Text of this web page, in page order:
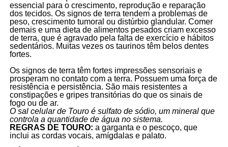
essencial para o crescimento, reprodução e reparação
dos tecidos. Os signos de terra tendem a problemas de
peso, crescimento tumoral ou distúrbio glandular. Comer
demais e uma dieta de alimentos pesados criam excesso
de terra, que é agravado pela falta de exercício e hábitos
sedentários. Muitas vezes os taurinos têm belos dentes
fortes.
Os signos de terra têm fortes impressões sensoriais e
prosperam no contato com a terra. Possuem uma força de
resistência e persistência. São mais resistentes a
constipações e gripes transitórias do que os sinais de
fogo ou de ar.
O sal celular de Touro é sulfato de sódio, um mineral que
controla a quantidade de água no sistema.
REGRAS DE TOURO: a garganta e o pescoço, que
inclui as cordas vocais, amígdalas e palato.